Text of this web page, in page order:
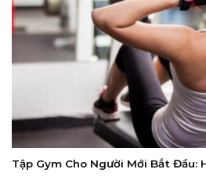
Tập Gym Cho Người Mới Bắt Đầu: